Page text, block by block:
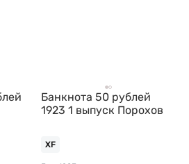
Банкнота 50 рублей
1923 1 выпуск Порохов
XF